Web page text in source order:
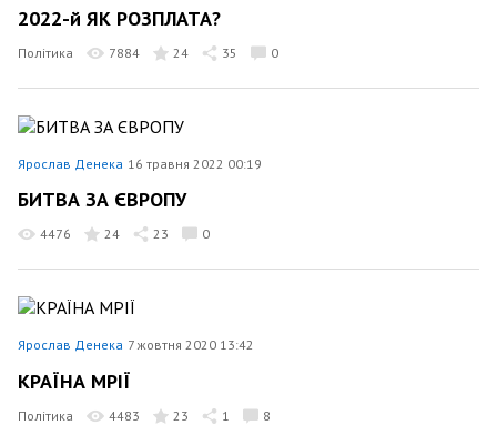
2022-й ЯК РОЗПЛАТА?
Політика 7884 24 35 0
Ярослав Денека 16 травня 2022 00:19
БИТВА ЗА ЄВРОПУ
4476 24 23 0
Ярослав Денека 7 жовтня 2020 13:42
КРАЇНА МРІЇ
Політика 4483 23 1 8